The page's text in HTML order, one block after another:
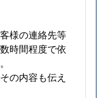
様の連絡先等
時間程度で依
の内容も伝え